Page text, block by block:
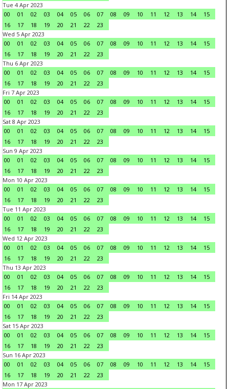
Tue 4 Apr 2023
00
01 02 03 04 05 06 07 08 09 10 11 12 13 14
15
16
17 18 19 20 21 22
23
Wed 5 Apr 2023
00
01 02 03 04 05 06 07 08 09 10 11 12 13 14
15
16
17 18 19 20 21 22
23
Thu 6 Apr 2023
00
01 02 03 04 05 06 07 08 09 10 11 12 13 14
15
16
17 18 19 20 21 22
23
Fri 7 Apr 2023
00
01 02 03 04 05 06 07 08 09 10 11 12 13 14
15
16
17 18 19 20 21 22
23
Sat 8 Apr 2023
00
01 02 03 04 05 06 07 08 09 10 11 12 13 14
15
16
17 18 19 20 21 22
23
Sun 9 Apr 2023
00
01 02 03 04 05 06 07 08 09 10 11 12 13 14
15
16
17 18 19 20 21 22
23
Mon 10 Apr 2023
00
01 02 03 04 05 06 07 08 09 10 11 12 13 14
15
16
17 18 19 20 21 22
23
Tue 11 Apr 2023
00
01 02 03 04 05 06 07 08 09 10 11 12 13 14
15
16
17 18 19 20 21 22
23
Wed 12 Apr 2023
00
01 02 03 04 05 06 07 08 09 10 11 12 13 14
15
16
17 18 19 20 21 22
23
Thu 13 Apr 2023
00
01 02 03 04 05 06 07 08 09 10 11 12 13 14
15
16
17 18 19 20 21 22
23
Fri 14 Apr 2023
00
01 02 03 04 05 06 07 08 09 10 11 12 13 14
15
16
17 18 19 20 21 22
23
Sat 15 Apr 2023
00
01 02 03 04 05 06 07 08 09 10 11 12 13 14
15
16
17 18 19 20 21 22
23
Sun 16 Apr 2023
00
01 02 03 04 05 06 07 08 09 10 11 12 13 14
15
16
17 18 19 20 21 22
23
Mon 17 Apr 2023